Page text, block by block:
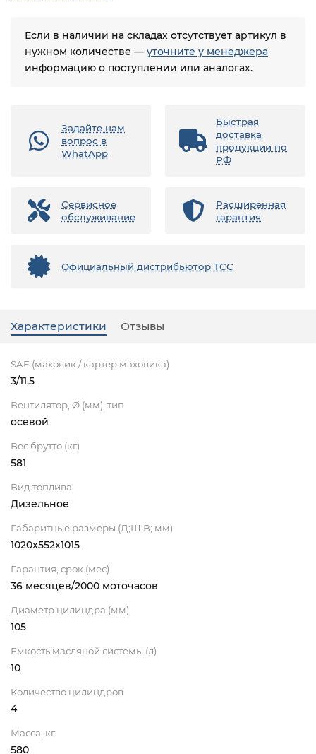
Если в наличии на складах отсутствует артикул в
нужном количестве — уточните у менеджера
информацию о поступлении или аналогах.
Задайте нам
вопрос в
WhatApp
Быстрая
доставка
продукции по
РФ
Сервисное
обслуживание
Расширенная
гарантия
Официальный дистрибьютор ТСС
Характеристики Отзывы
SAE (маховик / картер маховика)
3/11,5
Вентилятор, Ø (мм), тип
осевой
Вес брутто (кг)
581
Вид топлива
Дизельное
Габаритные размеры (Д;Ш;В; мм)
1020x552x1015
Гарантия, срок (мес)
36 месяцев/2000 моточасов
Диаметр цилиндра (мм)
105
Ёмкость масляной системы (л)
10
Количество цилиндров
4
Масса, кг
580